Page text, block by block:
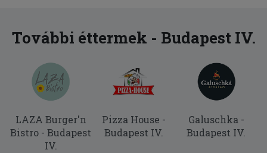
További éttermek - Budapest IV.
LAZA Burger'n
Bistro - Budapest
IV.
Pizza House -
Budapest IV.
Galuschka -
Budapest IV.